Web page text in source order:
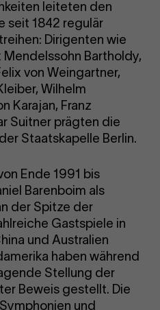
leiteten den
seit 1842 regulär
Dirigenten wie
Bartholdy,
von Weingartner,
Wilhelm
Karajan, Franz
Suitner prägten die
Staatskapelle Berlin.
Ende 1991 bis
Barenboim als
der Spitze der
Gastspiele in
und Australien
haben während
Stellung der
Beweis gestellt. Die
und